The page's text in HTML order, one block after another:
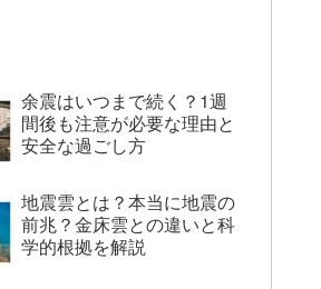
余震はいつまで続く？1週
間後も注意が必要な理由と
安全な過ごし方
地震雲とは？本当に地震の
前兆？金床雲との違いと科
学的根拠を解説